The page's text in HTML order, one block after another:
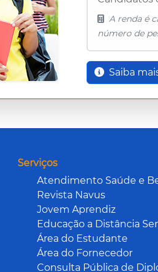
A renda é
número de
Saiba
Serviços
Atendimento Saúde e
Revista Navus
Jovem Aprendiz
Educação a Distância
Área do Estudante
Área do Fornecedor
Consulta Pública de